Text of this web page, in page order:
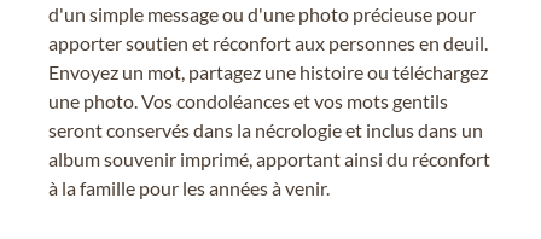
d'un simple message ou d'une photo précieuse pour
apporter soutien et réconfort aux personnes en deuil.
Envoyez un mot, partagez une histoire ou téléchargez
une photo. Vos condoléances et vos mots gentils
seront conservés dans la nécrologie et inclus dans un
album souvenir imprimé, apportant ainsi du réconfort
à la famille pour les années à venir.